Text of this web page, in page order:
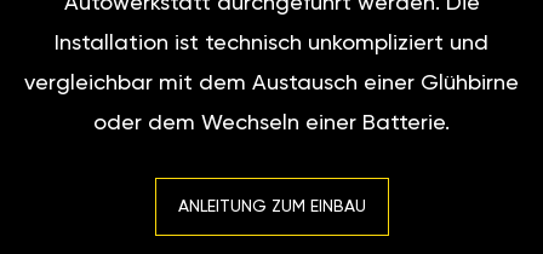
Installation ist technisch unkompliziert und
vergleichbar mit dem Austausch einer Glühbirne
oder dem Wechseln einer Batterie.
ANLEITUNG ZUM EINBAU